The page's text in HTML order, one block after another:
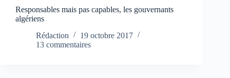
Responsables mais pas capables, les gouvernants
algériens
Rédaction
19 octobre 2017
13 commentaires